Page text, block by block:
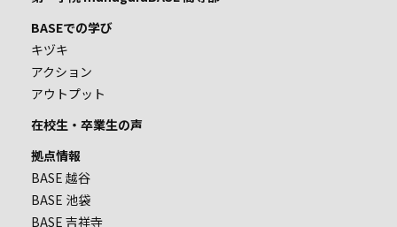
BASEでの学び
キヅキ
アクション
アウトプット
在校生・卒業生の声
拠点情報
BASE 越谷
BASE 池袋
BASE 吉祥寺